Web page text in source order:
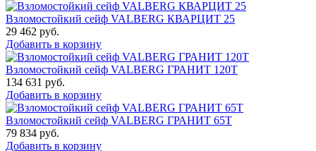
Взломостойкий сейф VALBERG КВАРЦИТ 25
29 462 руб.
Добавить в корзину
Взломостойкий сейф VALBERG ГРАНИТ 120Т
134 631 руб.
Добавить в корзину
Взломостойкий сейф VALBERG ГРАНИТ 65Т
79 834 руб.
Добавить в корзину